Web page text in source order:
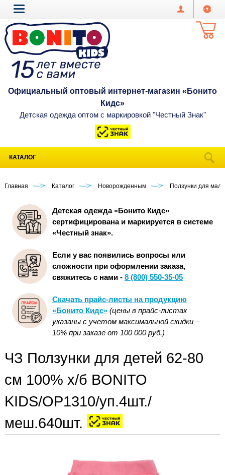
Официальный оптовый интернет-магазин «Бонито
Кидс»
Детская одежда оптом с маркировкой "Честный Знак"
КАТАЛОГ
Главная Каталог Новорожденным Ползунки для
Детская одежда «Бонито Кидс»
сертифицирована и маркируется в системе
«Честный знак».
Если у вас появились вопросы или
сложности при оформлении заказа,
свяжитесь с нами - 8 (800) 550-35-05
Скачать прайс-листы на продукцию
«Бонито Кидс» (цены в прайс-листах
указаны с учетом максимальной скидки –
10% при заказе от 100 000 руб.)
ЧЗ Ползунки для детей 62-80
см 100% х/б BONITO
KIDS/OP1310/уп.4шт./
меш.640шт.